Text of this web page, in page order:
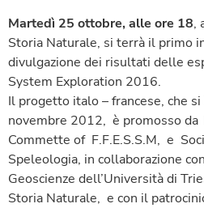
Martedì 25 ottobre, alle ore 18,
Storia Naturale, si terrà il primo
divulgazione dei risultati delle
System Exploration 2016.
Il progetto italo – francese, che
novembre 2012, è promosso
Commette of F.F.E.S.S.M, e
Speleologia, in collaborazione
Geoscienze dell’Università di
Storia Naturale, e con il